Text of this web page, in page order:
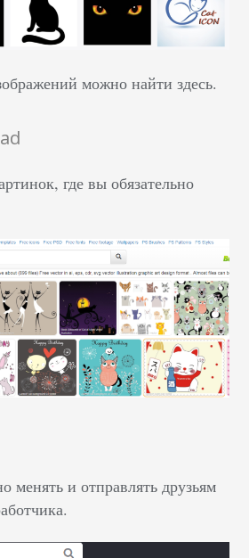
можно найти здесь.
где вы обязательно
менять и отправлять друзьям